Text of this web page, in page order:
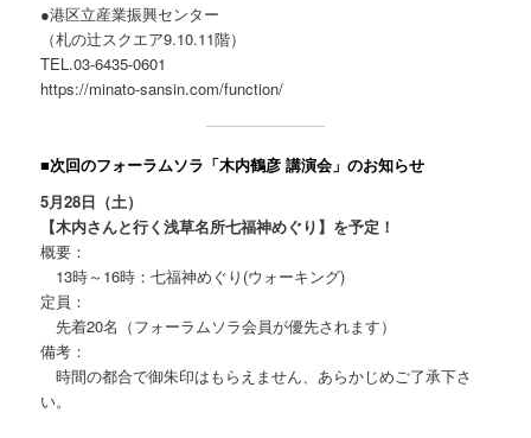
●港区立産業振興センター
（札の辻スクエア9.10.11階）
TEL.03-6435-0601
https://minato-sansin.com/function/
■次回のフォーラムソラ「木内鶴彦 講演会」のお知らせ
5月28日（土）
【木内さんと行く浅草名所七福神めぐり】を予定！
概要：
13時～16時：七福神めぐり(ウォーキング)
定員：
先着20名（フォーラムソラ会員が優先されます）
備考：
時間の都合で御朱印はもらえません、あらかじめご了承下さ
い。